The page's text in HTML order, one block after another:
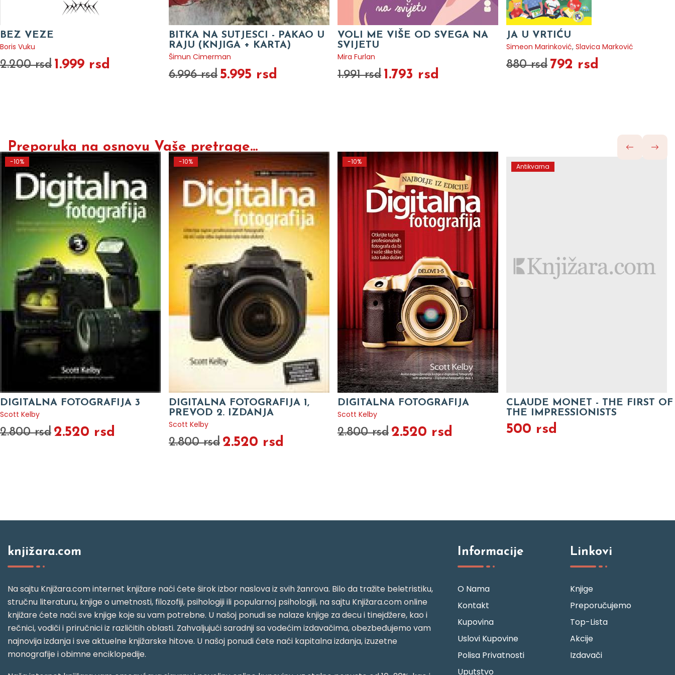
BEZ VEZE
Boris Vuku
2.200 rsd 1.999 rsd
BITKA NA SUTJESCI - PAKAO U
RAJU (KNJIGA + KARTA)
Šimun Cimerman
6.996 rsd 5.995 rsd
VOLI ME VIŠE OD SVEGA NA
SVIJETU
Mira Furlan
1.991 rsd 1.793 rsd
JA U VRTIĆU
Simeon Marinković, Slavica Marković
880 rsd 792 rsd
Preporuka na osnovu Vaše pretrage...
-10%
DIGITALNA FOTOGRAFIJA 3
Scott Kelby
2.800 rsd 2.520 rsd
-10%
DIGITALNA FOTOGRAFIJA 1,
PREVOD 2. IZDANJA
Scott Kelby
2.800 rsd 2.520 rsd
-10%
DIGITALNA FOTOGRAFIJA
Scott Kelby
2.800 rsd 2.520 rsd
Antikvarna
CLAUDE MONET - THE FIRST OF
THE IMPRESSIONISTS
500 rsd
knjižara.com
Na sajtu Knjižara.com internet knjižare naći ćete širok izbor naslova iz svih žanrova. Bilo da tražite beletristiku,
stručnu literaturu, knjige o umetnosti, filozofiji, psihologiji ili popularnoj psihologiji, na sajtu Knjižara.com online
knjižare ćete naći sve knjige koje su vam potrebne. U našoj ponudi se nalaze knjige za decu i tinejdžere, kao i
rečnici, vodiči i priručnici iz različitih oblasti. Zahvaljujući saradnji sa vodećim izdavačima, obezbeđujemo vam
najnovija izdanja i sve aktuelne knjižarske hitove. U našoj ponudi ćete naći kapitalna izdanja, izuzetne
monografije i obimne enciklopedije.
Informacije
O Nama
Kontakt
Kupovina
Uslovi Kupovine
Polisa Privatnosti
Uputstvo
Linkovi
Knjige
Preporučujemo
Top-Lista
Akcije
Izdavači